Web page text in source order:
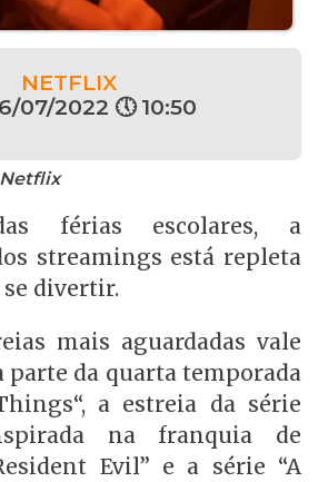
NETFLIX
07/2022 🕔 10:50
Netflix
férias escolares, a
streamings está repleta
se divertir.
mais aguardadas vale
parte da quarta temporada
a estreia da série
na franquia de
Evil” e a série “A